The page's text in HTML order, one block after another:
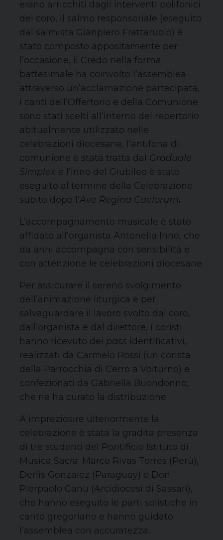
erano arricchiti dagli interventi polifonici
del coro, il salmo responsoriale (eseguito
dal salmista Gianpiero Frattaruolo) è
stato composto appositamente per
l’occasione, il Credo nella forma
battesimale ha coinvolto l’assemblea
attraverso un’acclamazione partecipata,
i canti dell’Offertorio e della Comunione
sono stati scelti all’interno del repertorio
abitualmente utilizzato nelle
celebrazioni diocesane, l’antifona di
comunione è stata tratta dal Graduale
Simplex e l’inno del Giubileo è stato
eseguito al termine della Celebrazione
subito dopo l’Ave Regina Caelorum.
L’accompagnamento musicale è stato
affidato all’organista Antonella Inno, che
da anni accompagna con sensibilità e
con attenzione le celebrazioni diocesane.
Per assicurare il sereno svolgimento
dell’animazione liturgica e per
salvaguardare il lavoro svolto dal coro,
dall’organista e dal direttore, i coristi
hanno ricevuto dei pass identificativi,
realizzati da Carmelo Rossi (un corista
della Parrocchia di Cerro a Volturno) e
confezionati da Gabriella Buondonno,
che ne ha curato la distribuzione.
A impreziosire ulteriormente la
celebrazione è stata la gradita presenza
di tre studenti del Pontificio Istituto di
Musica Sacra: Marco Rivas Torres (Perù),
Derlis Gonzalez (Paraguay) e Don
Pierpaolo Canu (Arcidiocesi di Sassari),
che hanno eseguito le parti solistiche in
canto gregoriano e hanno guidato
l’assemblea con accuratezza.